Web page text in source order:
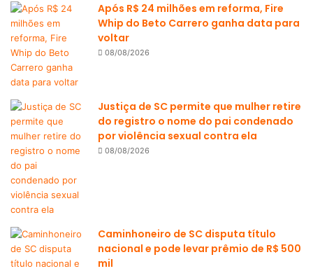
Após R$ 24 milhões em reforma, Fire
Whip do Beto Carrero ganha data para
voltar
08/08/2026
Justiça de SC permite que mulher retire
do registro o nome do pai condenado
por violência sexual contra ela
08/08/2026
Caminhoneiro de SC disputa título
nacional e pode levar prêmio de R$ 500
mil